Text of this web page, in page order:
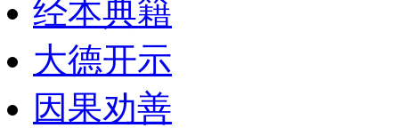
经本典籍
大德开示
因果劝善